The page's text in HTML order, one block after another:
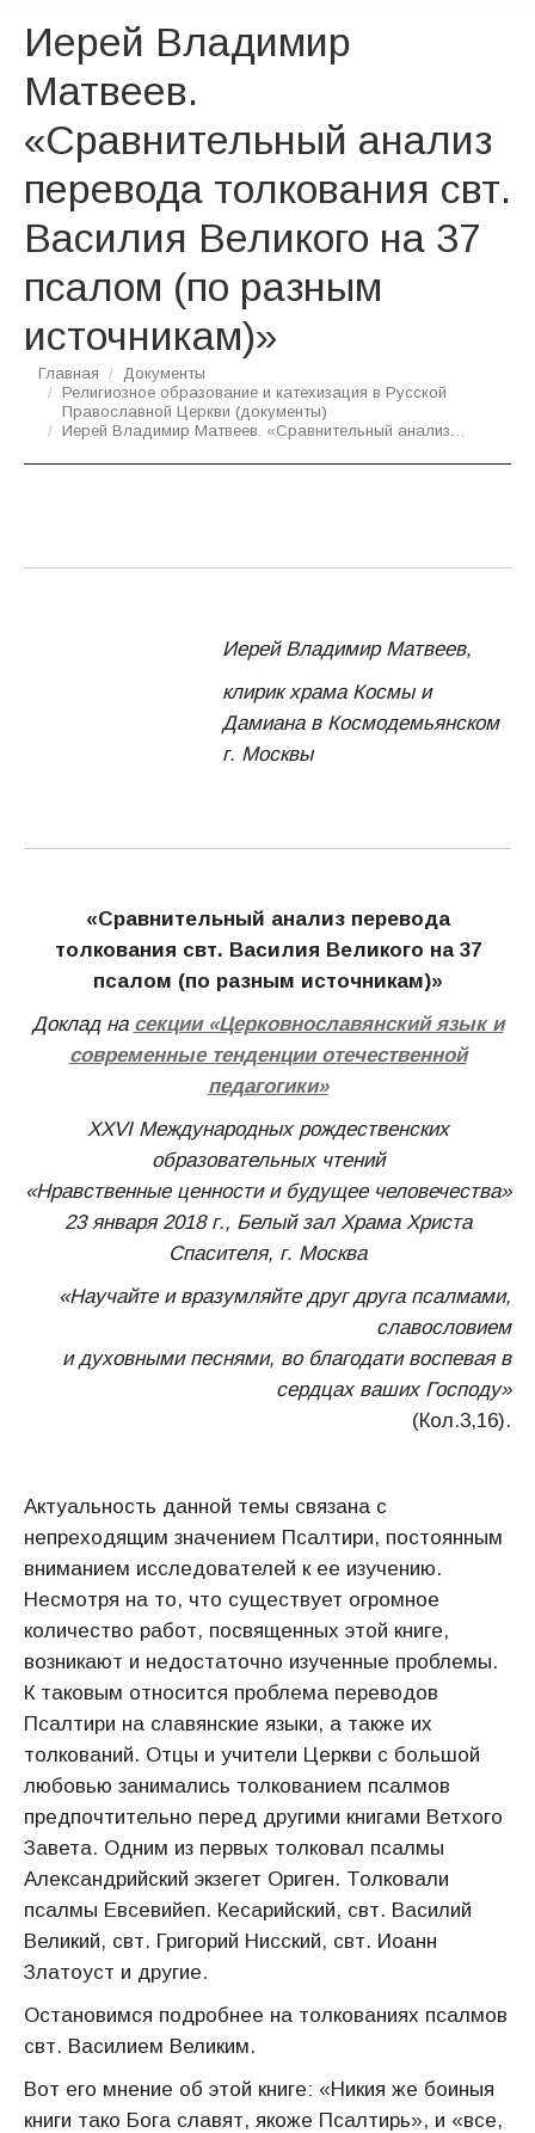
Иерей Владимир
Матвеев.
«Сравнительный анализ
перевода толкования свт.
Василия Великого на 37
псалом (по разным
источникам)»
Вы здесь:
Главная
Документы
Религиозное образование и катехизация в Русской
Православной Церкви (документы)
Иерей Владимир Матвеев. «Сравнительный анализ…
Иерей Владимир Матвеев,
клирик храма Космы и
Дамиана в Космодемьянском
г. Москвы
«Сравнительный анализ перевода
толкования свт. Василия Великого на 37
псалом (по разным источникам)»
Доклад на секции «Церковнославянский язык и
современные тенденции отечественной
педагогики»
XXVI Международных рождественских
образовательных чтений
«Нравственные ценности и будущее человечества»
23 января 2018 г., Белый зал Храма Христа
Спасителя, г. Москва
«Научайте и вразумляйте друг друга псалмами,
славословием
и духовными песнями, во благодати воспевая в
сердцах ваших Господу»
(Кол.3,16).
Актуальность данной темы связана с
непреходящим значением Псалтири, постоянным
вниманием исследователей к ее изучению.
Несмотря на то, что существует огромное
количество работ, посвященных этой книге,
возникают и недостаточно изученные проблемы.
К таковым относится проблема переводов
Псалтири на славянские языки, а также их
толкований. Отцы и учители Церкви с большой
любовью занимались толкованием псалмов
предпочтительно перед другими книгами Ветхого
Завета. Одним из первых толковал псалмы
Александрийский экзегет Ориген. Толковали
псалмы Евсевийеп. Кесарийский, свт. Василий
Великий, свт. Григорий Нисский, свт. Иоанн
Златоуст и другие.
Остановимся подробнее на толкованиях псалмов
свт. Василием Великим.
Вот его мнение об этой книге: «Никия же боиныя
книги тако Бога славят, якоже Псалтирь», и «все,